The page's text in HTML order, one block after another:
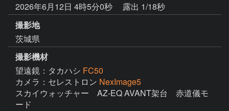
2026年6月12日 4時5分0秒
露出 1/18秒
撮影地
茨城県
撮影機材
望遠鏡：タカハシ FC50
カメラ：セレストロン NexImage5
スカイウォッチャー　AZ-EQ AVANT架台　赤道儀モ
ード